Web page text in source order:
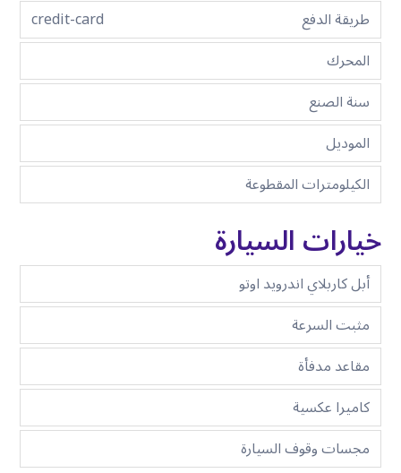
طريقة الدفع
credit-card
المحرك
سنة الصنع
الموديل
الكيلومترات المقطوعة
خيارات السيارة
أبل كاربلاي اندرويد اوتو
مثبت السرعة
مقاعد مدفأة
كاميرا عكسية
مجسات وقوف السيارة